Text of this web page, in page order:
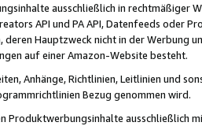
ausschließlich in rechtmäßiger
API und PA API, Datenfeeds oder
deren Hauptzweck nicht in der Werbung
auf einer Amazon-Website besteht.
Anhänge, Richtlinien, Leitlinien und
Bezug genommen wird.
Produktwerbungsinhalte ausschließlich